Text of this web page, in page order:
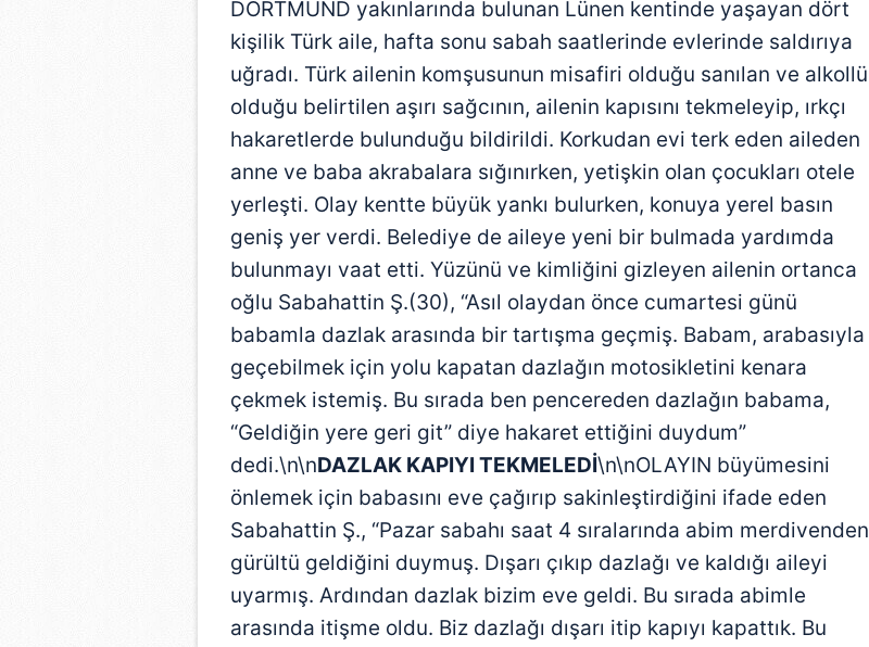
DORTMUND yakınlarında bulunan Lünen kentinde yaşayan dört
kişilik Türk aile, hafta sonu sabah saatlerinde evlerinde saldırıya
uğradı. Türk ailenin komşusunun misafiri olduğu sanılan ve alkollü
olduğu belirtilen aşırı sağcının, ailenin kapısını tekmeleyip, ırkçı
hakaretlerde bulunduğu bildirildi. Korkudan evi terk eden aileden
anne ve baba akrabalara sığınırken, yetişkin olan çocukları otele
yerleşti. Olay kentte büyük yankı bulurken, konuya yerel basın
geniş yer verdi. Belediye de aileye yeni bir bulmada yardımda
bulunmayı vaat etti. Yüzünü ve kimliğini gizleyen ailenin ortanca
oğlu Sabahattin Ş.(30), “Asıl olaydan önce cumartesi günü
babamla dazlak arasında bir tartışma geçmiş. Babam, arabasıyla
geçebilmek için yolu kapatan dazlağın motosikletini kenara
çekmek istemiş. Bu sırada ben pencereden dazlağın babama,
“Geldiğin yere geri git” diye hakaret ettiğini duydum”
dedi.\n\nDAZLAK KAPIYI TEKMELEDİ\n\nOLAYIN büyümesini
önlemek için babasını eve çağırıp sakinleştirdiğini ifade eden
Sabahattin Ş., “Pazar sabahı saat 4 sıralarında abim merdivenden
gürültü geldiğini duymuş. Dışarı çıkıp dazlağı ve kaldığı aileyi
uyarmış. Ardından dazlak bizim eve geldi. Bu sırada abimle
arasında itişme oldu. Biz dazlağı dışarı itip kapıyı kapattık. Bu